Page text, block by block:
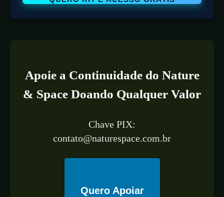
Apoie a Continuidade do Nature
& Space Doando Qualquer Valor
Chave PIX:
contato@naturespace.com.br
Quero Apoiar